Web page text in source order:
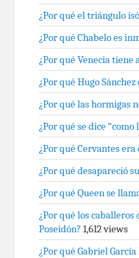
¿Por qué el triángulo
¿Por qué Chabelo es
¿Por qué Venecia tiene
¿Por qué Hugo
¿Por qué las hormigas
¿Por qué se dice “como
¿Por qué Cervantes
¿Por qué desapareció
¿Por qué Queen se
¿Por qué los
Poseidón? 1,612 views
¿Por qué Gabriel